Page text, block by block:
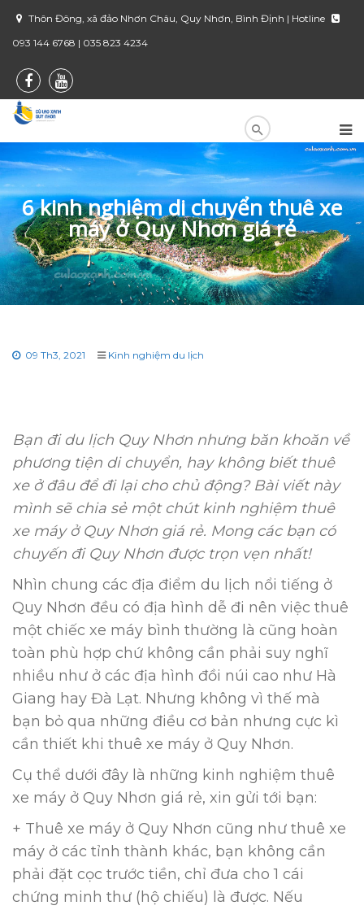
Thôn Đông, xã đảo Nhơn Châu, Quy Nhơn, Bình Định | Hotline
093 144 6768 | 035 823 4234
6 kinh nghiệm di chuyển thuê xe
máy ở Quy Nhơn giá rẻ
09 Th3, 2021 Kinh nghiệm du lịch
Bạn đi du lịch Quy Nhơn nhưng băn khoăn về
phương tiện di chuyển, hay không biết thuê
xe ở đâu để đi lại cho chủ động? Bài viết này
mình sẽ chia sẻ một chút kinh nghiệm thuê
xe máy ở Quy Nhơn giá rẻ. Mong các bạn có
chuyến đi Quy Nhơn được trọn vẹn nhất!
Nhìn chung các địa điểm du lịch nổi tiếng ở
Quy Nhơn đều có địa hình dễ đi nên việc thuê
một chiếc xe máy bình thường là cũng hoàn
toàn phù hợp chứ không cần phải suy nghĩ
nhiều như ở các địa hình đồi núi cao như Hà
Giang hay Đà Lạt. Nhưng không vì thế mà
bạn bỏ qua những điều cơ bản nhưng cực kì
cần thiết khi thuê xe máy ở Quy Nhơn.
Cụ thể dưới đây là những kinh nghiệm thuê
xe máy ở Quy Nhơn giá rẻ, xin gửi tới bạn:
+ Thuê xe máy ở Quy Nhơn cũng như thuê xe
máy ở các tỉnh thành khác, bạn không cần
phải đặt cọc trước tiền, chỉ đưa cho 1 cái
chứng minh thư (hộ chiếu) là được. Nếu